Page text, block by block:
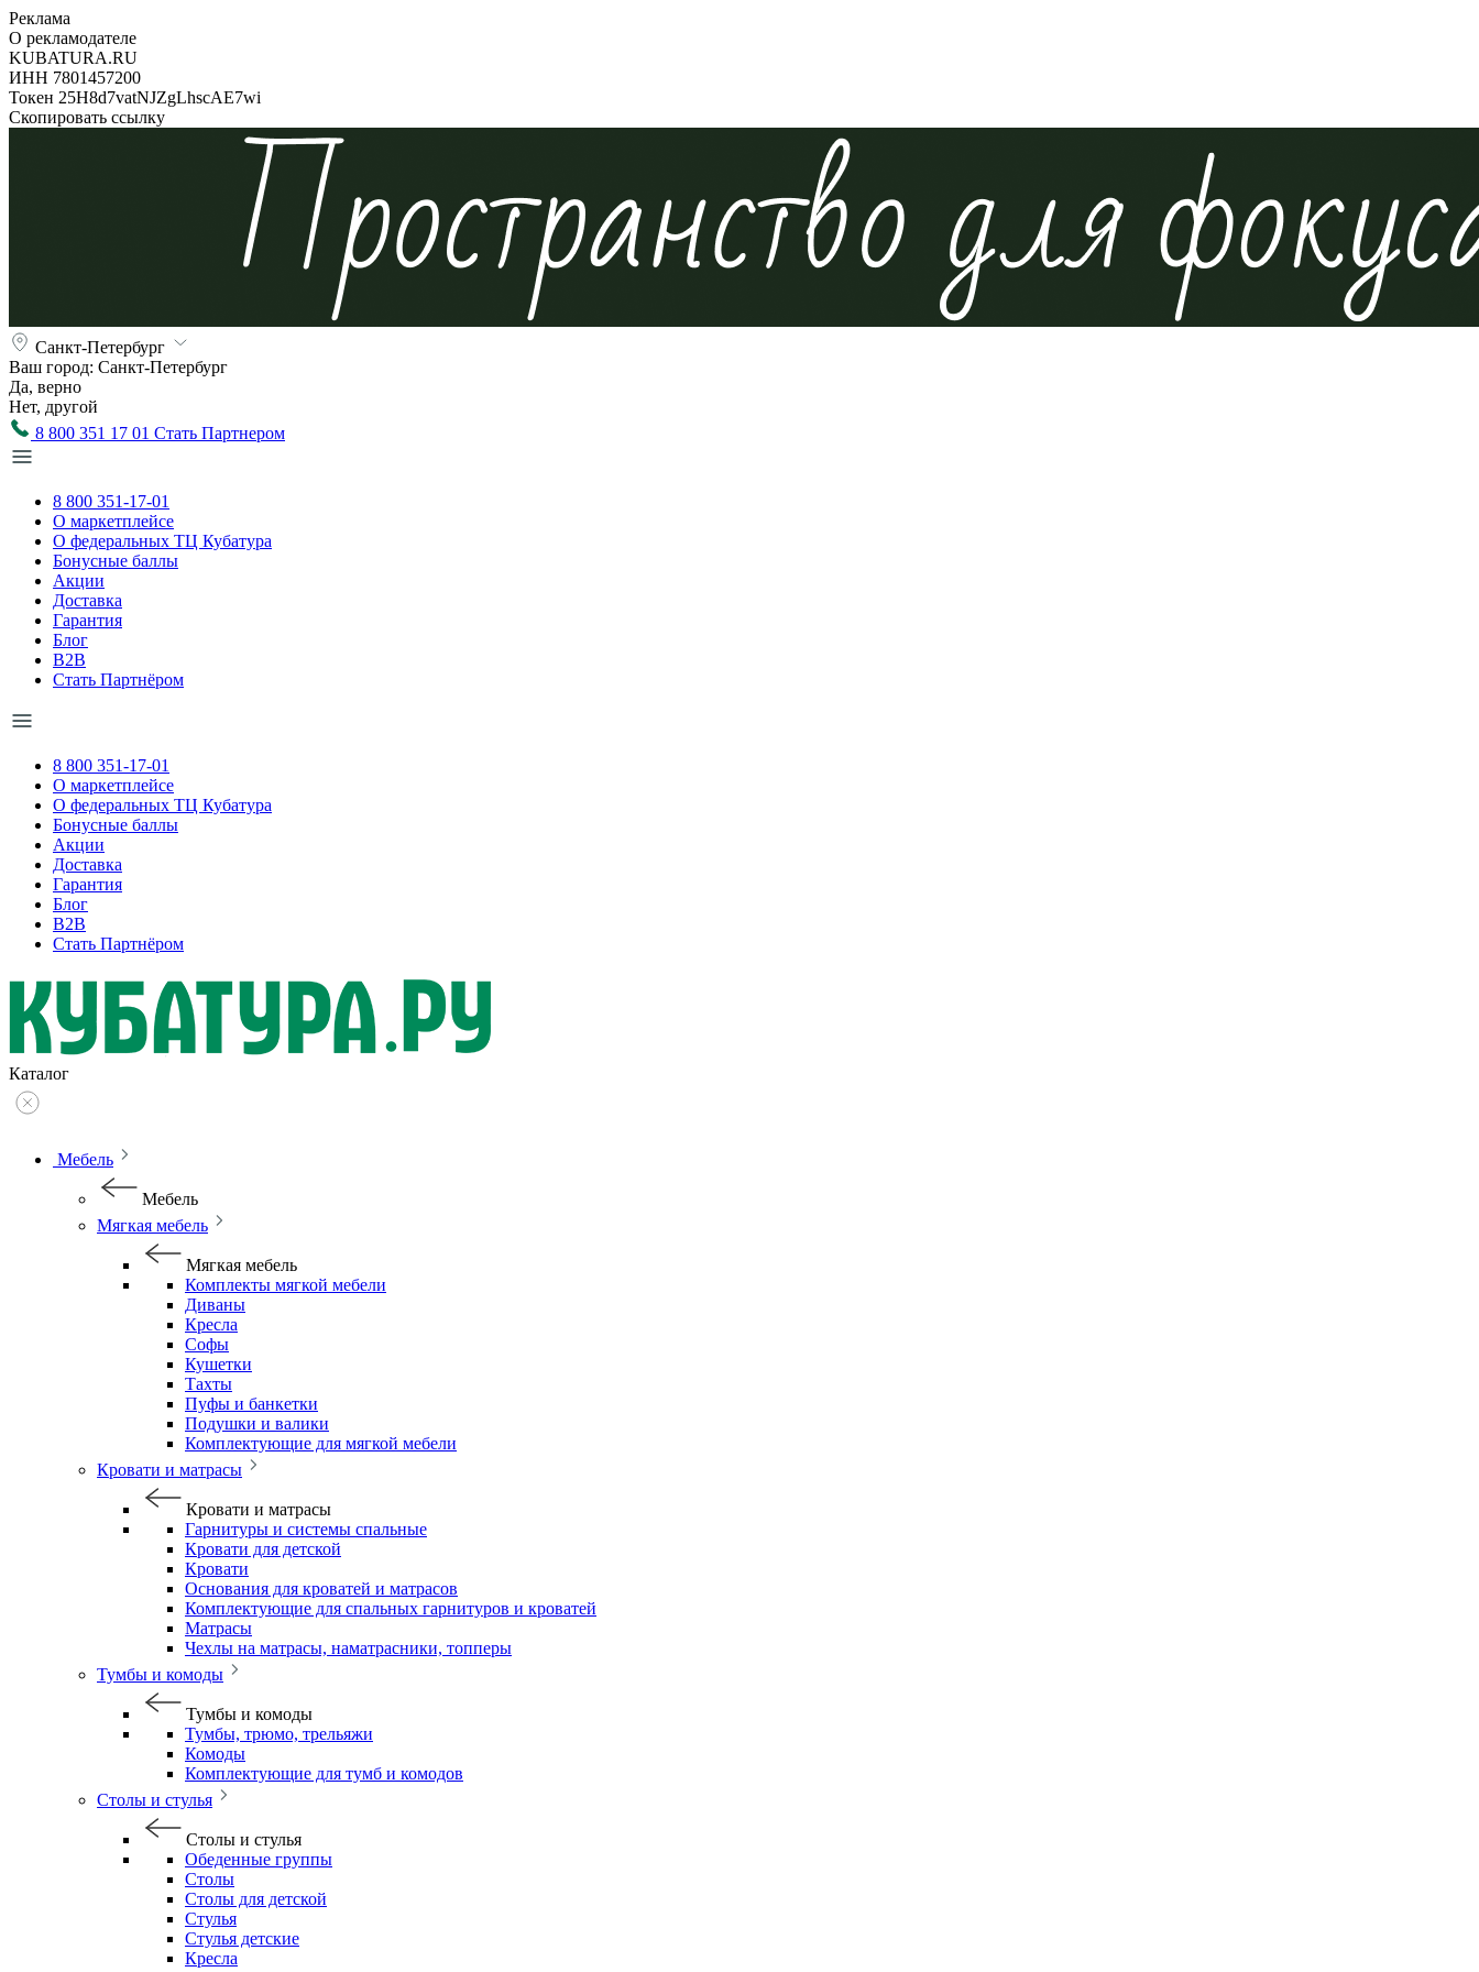
Реклама
О рекламодателе
KUBATURA.RU
ИНН 7801457200
Токен 25H8d7vatNJZgLhscAE7wi
Скопировать ссылку
Санкт-Петербург
Ваш город: Санкт-Петербург
Да, верно
Нет, другой
8 800 351 17 01 Стать Партнером
8 800 351-17-01
О маркетплейсе
О федеральных ТЦ Кубатура
Бонусные баллы
Акции
Доставка
Гарантия
Блог
B2B
Стать Партнёром
8 800 351-17-01
О маркетплейсе
О федеральных ТЦ Кубатура
Бонусные баллы
Акции
Доставка
Гарантия
Блог
B2B
Стать Партнёром
Каталог
Мебель
Мебель
Мягкая мебель
Мягкая мебель
Комплекты мягкой мебели
Диваны
Кресла
Софы
Кушетки
Тахты
Пуфы и банкетки
Подушки и валики
Комплектующие для мягкой мебели
Кровати и матрасы
Кровати и матрасы
Гарнитуры и системы спальные
Кровати для детской
Кровати
Основания для кроватей и матрасов
Комплектующие для спальных гарнитуров и кроватей
Матрасы
Чехлы на матрасы, наматрасники, топперы
Тумбы и комоды
Тумбы и комоды
Тумбы, трюмо, трельяжи
Комоды
Комплектующие для тумб и комодов
Столы и стулья
Столы и стулья
Обеденные группы
Столы
Столы для детской
Стулья
Стулья детские
Кресла